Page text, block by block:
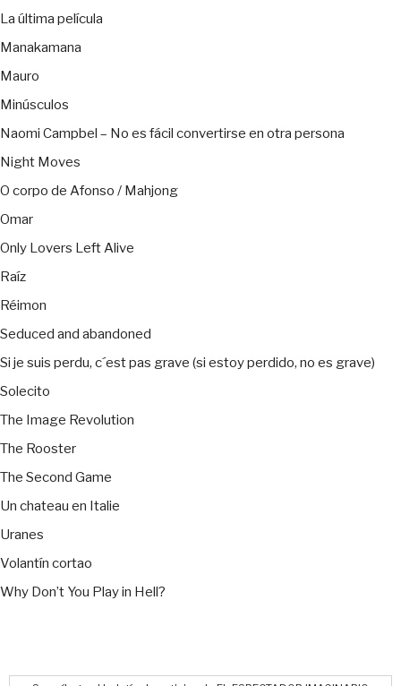
La última película
Manakamana
Mauro
Minúsculos
Naomi Campbel – No es fácil convertirse en otra persona
Night Moves
O corpo de Afonso / Mahjong
Omar
Only Lovers Left Alive
Raíz
Réimon
Seduced and abandoned
Si je suis perdu, c´est pas grave (si estoy perdido, no es grave)
Solecito
The Image Revolution
The Rooster
The Second Game
Un chateau en Italie
Uranes
Volantín cortao
Why Don’t You Play in Hell?